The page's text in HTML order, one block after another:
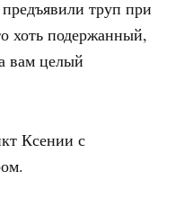
труп при
хоть подержанный,
вам целый
Ксении с